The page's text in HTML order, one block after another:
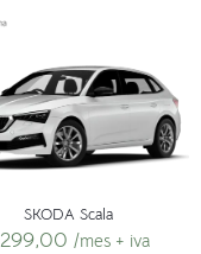
SKODA Scala
299,00 /mes + iva